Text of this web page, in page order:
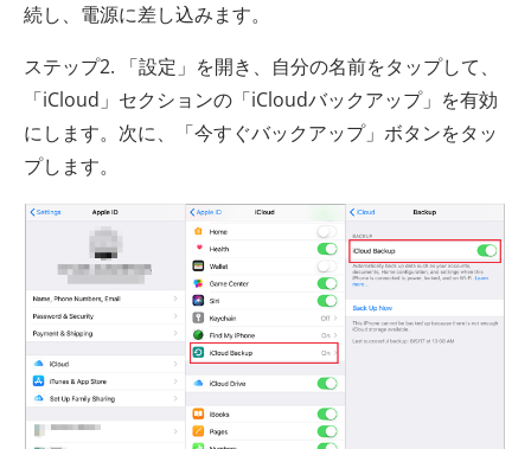
続し、電源に差し込みます。
ステップ2. 「設定」を開き、自分の名前をタップして、
「iCloud」セクションの「iCloudバックアップ」を有効
にします。次に、「今すぐバックアップ」ボタンをタッ
プします。